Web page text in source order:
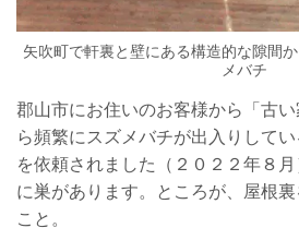
矢吹町で軒裏と壁にある構造的な隙間
メバチ
郡山市にお住いのお客様から「古
ら頻繁にスズメバチが出入りして
を依頼されました（２０２２年８
に巣があります。ところが、屋根
こと。